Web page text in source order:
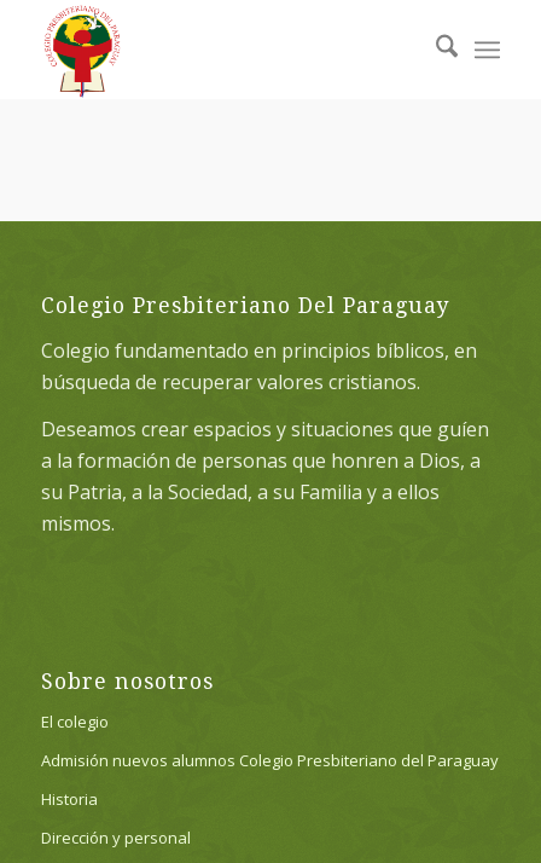
Colegio Presbiteriano Del Paraguay
Colegio fundamentado en principios bíblicos, en
búsqueda de recuperar valores cristianos.
Deseamos crear espacios y situaciones que guíen
a la formación de personas que honren a Dios, a
su Patria, a la Sociedad, a su Familia y a ellos
mismos.
Sobre nosotros
El colegio
Admisión nuevos alumnos Colegio Presbiteriano del Paraguay
Historia
Dirección y personal